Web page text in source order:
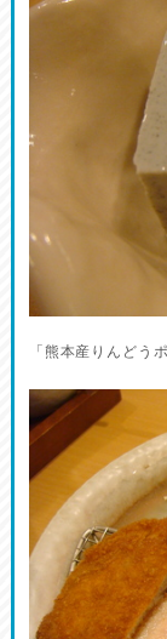
「熊本産りんどう